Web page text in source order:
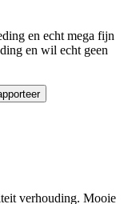
en echt mega fijn
en wil echt geen
verhouding. Mooie